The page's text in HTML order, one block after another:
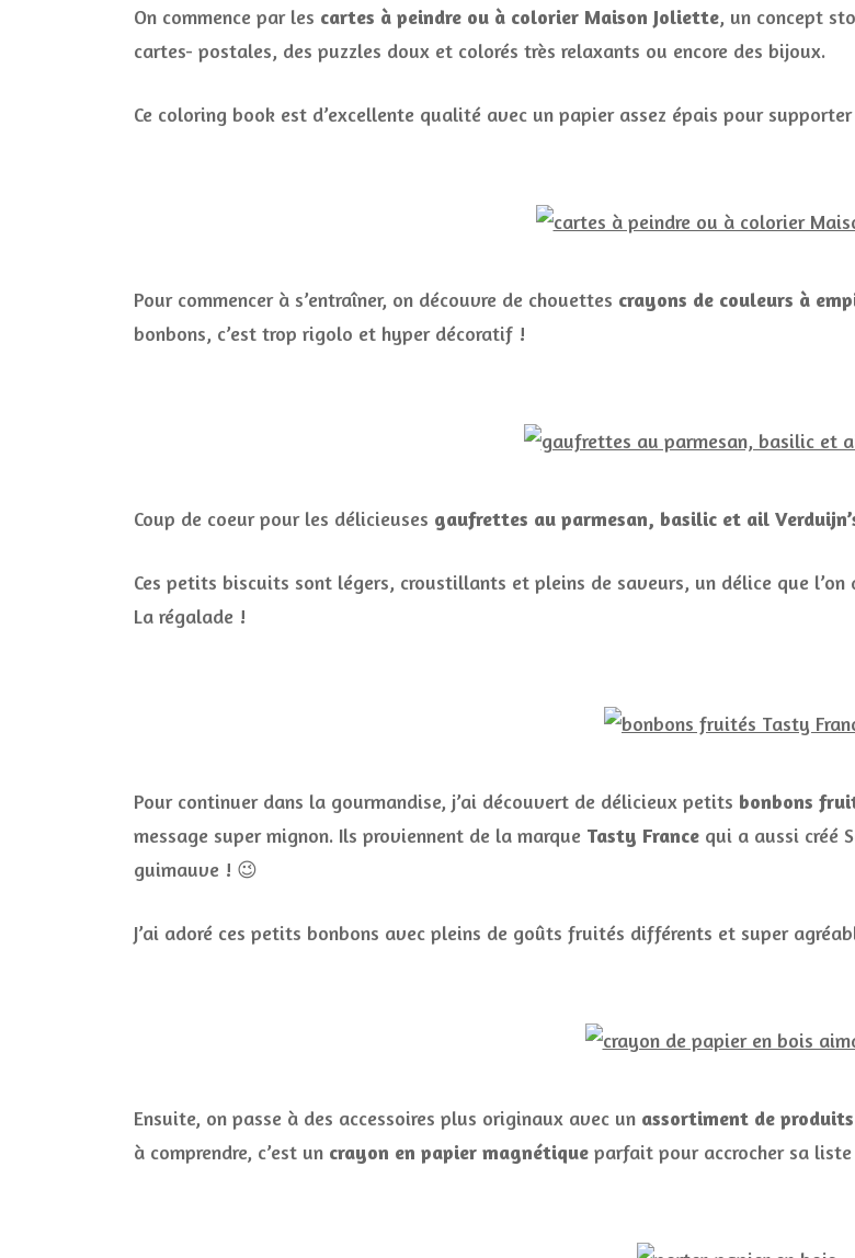
On commence par les cartes à peindre ou à colorier Maison Joliette, un concept
cartes- postales, des puzzles doux et colorés très relaxants ou encore des bijoux.
Ce coloring book est d’excellente qualité avec un papier assez épais pour
Pour commencer à s’entraîner, on découvre de chouettes crayons de couleurs à
bonbons, c’est trop rigolo et hyper décoratif !
Coup de coeur pour les délicieuses gaufrettes au parmesan, basilic et ail
Ces petits biscuits sont légers, croustillants et pleins de saveurs, un délice que
La régalade !
Pour continuer dans la gourmandise, j’ai découvert de délicieux petits bonbons
message super mignon. Ils proviennent de la marque Tasty France qui a aussi créé
guimauve ! 😉
J’ai adoré ces petits bonbons avec pleins de goûts fruités différents et super
Ensuite, on passe à des accessoires plus originaux avec un assortiment de
à comprendre, c’est un crayon en papier magnétique parfait pour accrocher sa